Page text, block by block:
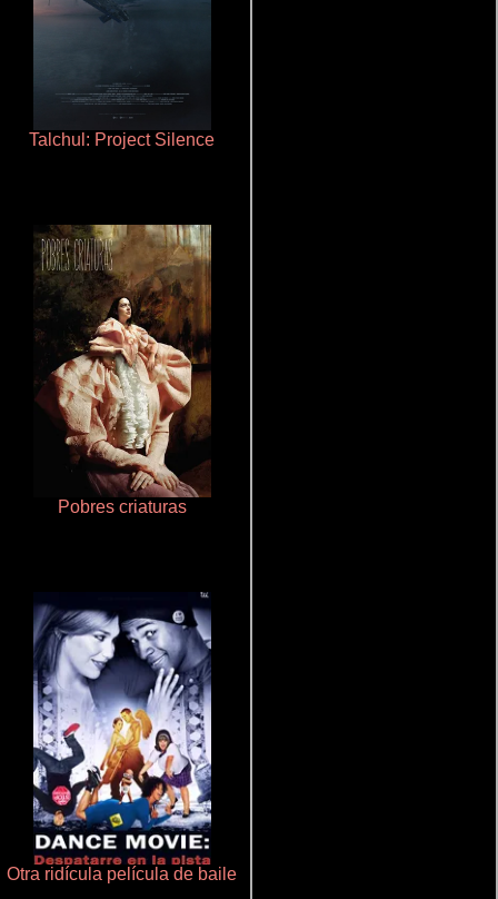
Talchul: Project Silence
Pobres criaturas
Otra ridícula película de baile